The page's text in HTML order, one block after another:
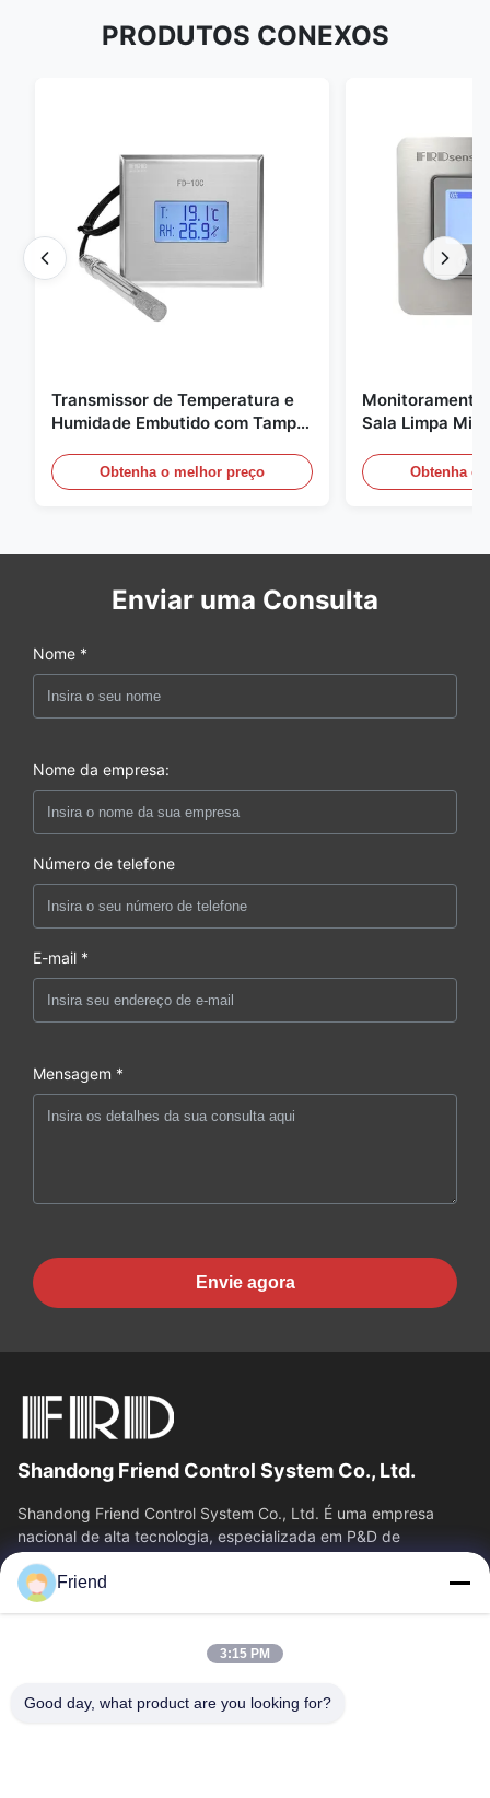
PRODUTOS CONEXOS
Transmissor de Temperatura e
Humidade Embutido com Tampa
Aço Inoxidável 316L
Obtenha o melhor preço
Monitoramento
Sala Limpa
médica / de
Obtenha o
Enviar uma Consulta
Nome *
Nome da empresa:
Número de telefone
E-mail *
Mensagem *
Envie agora
Shandong Friend Control System Co., Ltd.
Shandong Friend Control System Co., Ltd. É uma empresa
nacional de alta tecnologia, especializada em P&D de
instrumentação, fabricação e...
Relações Rápidas
Quem Somos
Fábrica
Controle De Qualidade
Friend
3:15 PM
Good day, what product are you looking for?